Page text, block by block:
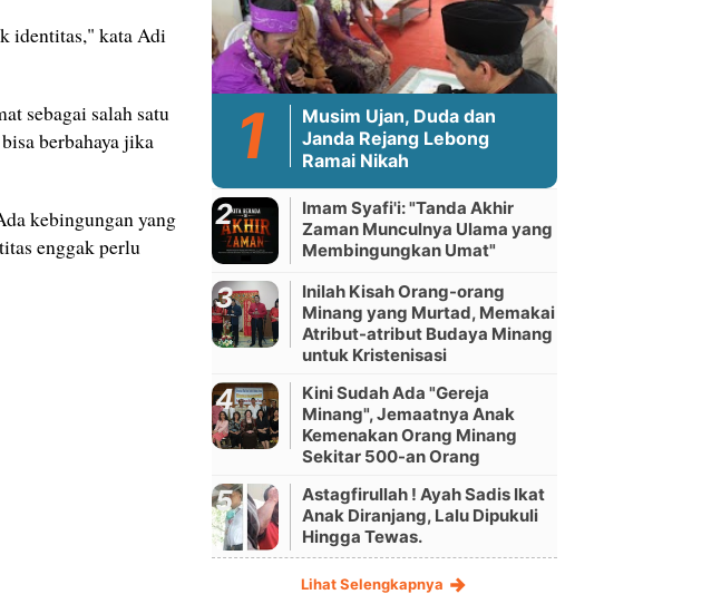
identitas," kata Adi
sebagai salah satu
berbahaya jika
kebingungan yang
enggak perlu
Musim Ujan, Duda dan
Janda Rejang Lebong
Ramai Nikah
Imam Syafi'i: "Tanda Akhir
Zaman Munculnya Ulama yang
Membingungkan Umat"
Inilah Kisah Orang-orang
Minang yang Murtad, Memakai
Atribut-atribut Budaya Minang
untuk Kristenisasi
Kini Sudah Ada "Gereja
Minang", Jemaatnya Anak
Kemenakan Orang Minang
Sekitar 500-an Orang
Astagfirullah ! Ayah Sadis Ikat
Anak Diranjang, Lalu Dipukuli
Hingga Tewas.
Lihat Selengkapnya